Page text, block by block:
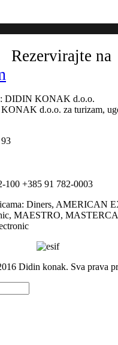
Rezervirajte na
DIDIN KONAK d.o.o.
d.o.o. za turizam,
100 +385 91 782-0003
Diners, AMERICAN
MAESTRO,
Didin konak. Sva prava